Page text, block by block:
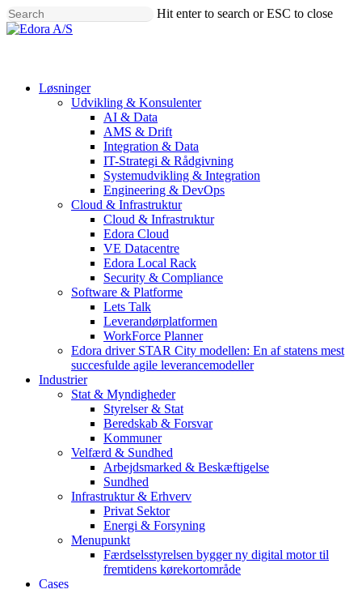
Skip
to
Hit enter to search or ESC to close
Close
Løsninger
Udvikling & Konsulenter
AI & Data
AMS & Drift
Integration & Data
IT-Strategi & Rådgivning
Systemudvikling & Integration
Engineering & DevOps
Cloud & Infrastruktur
Cloud & Infrastruktur
Edora Cloud
VE Datacentre
Edora Local Rack
Security & Compliance
Software & Platforme
Lets Talk
Leverandørplatformen
WorkForce Planner
Edora driver STAR City modellen: En af statens mest
succesfulde agile leverancemodeller
Industrier
Stat & Myndigheder
Styrelser & Stat
Beredskab & Forsvar
Kommuner
Velfærd & Sundhed
Arbejdsmarked & Beskæftigelse
Sundhed
Infrastruktur & Erhverv
Privat Sektor
Energi & Forsyning
Menupunkt
Færdselsstyrelsen bygger ny digital motor til
fremtidens kørekortområde
Cases